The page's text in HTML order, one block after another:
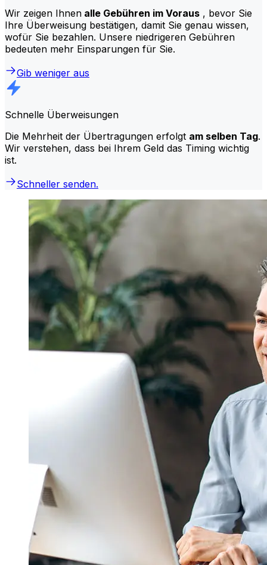
Wir zeigen Ihnen alle Gebühren im Voraus , bevor Sie
Ihre Überweisung bestätigen, damit Sie genau wissen,
wofür Sie bezahlen. Unsere niedrigeren Gebühren
bedeuten mehr Einsparungen für Sie.
Gib weniger aus
Schnelle Überweisungen
Die Mehrheit der Übertragungen erfolgt am selben Tag.
Wir verstehen, dass bei Ihrem Geld das Timing wichtig
ist.
Schneller senden.